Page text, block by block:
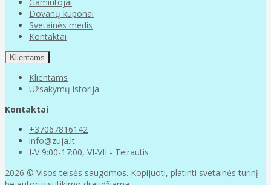
Dovanų kuponai
Svetainės medis
Kontaktai
Klientams
Klientams
Užsakymų istorija
Kontaktai
+37067816142
info@zuja.lt
I-V 9:00-17:00, VI-VII - Teirautis
2026 © Visos teisės saugomos. Kopijuoti, platinti svetainės turinį